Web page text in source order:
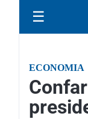
☰
ECONOMIA